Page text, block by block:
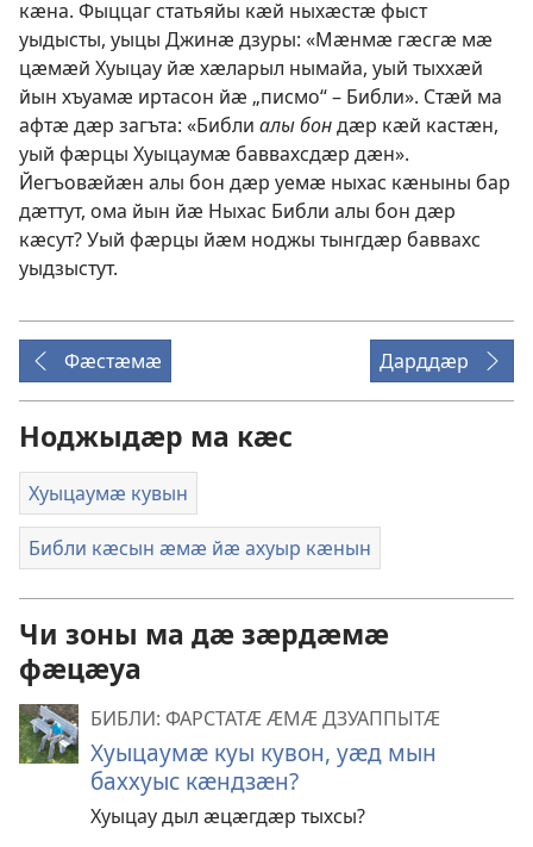
кӕна. Фыццаг статьяйы кӕй ныхӕстӕ фыст
уыдысты, уыцы Джинӕ дзуры: «Мӕнмӕ гӕсгӕ мӕ
цӕмӕй Хуыцау йӕ хӕларыл нымайа, уый тыххӕй
йын хъуамӕ иртасон йӕ „писмо“ – Библи». Стӕй ма
афтӕ дӕр загъта: «Библи алы бондӕр кӕй кастӕн,
уый фӕрцы Хуыцаумӕ баввахсдӕр дӕн».
Йегъовӕйӕн алы бон дӕр уемӕ ныхас кӕныны бар
дӕттут, ома йын йӕ Ныхас Библи алы бон дӕр
кӕсут? Уый фӕрцы йӕм ноджы тынгдӕр баввахс
уыдзыстут.
Фӕстӕмӕ Дарддӕр
Ноджыдӕр ма кӕс
Хуыцаумӕ кувын
Библи кӕсын ӕмӕ йӕ ахуыр кӕнын
Чи зоны ма дӕ зӕрдӕмӕ
фӕцӕуа
БИБЛИ: ФАРСТАТӔ ӔМӔ ДЗУАППЫТӔ
Хуыцаумӕ куы кувон, уӕд мын
баххуыс кӕндзӕн?
Хуыцау дыл ӕцӕгдӕр тыхсы?